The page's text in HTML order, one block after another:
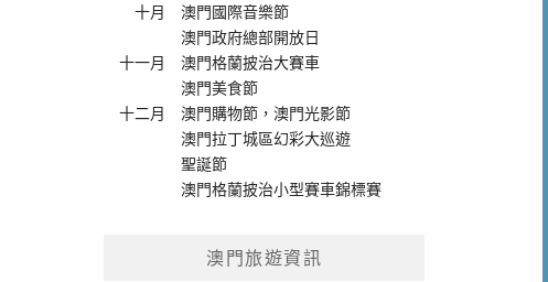
十月澳門國際音樂節
澳門政府總部開放日
十一月澳門格蘭披治大賽車
澳門美食節
十二月澳門購物節 ，澳門光影節
澳門拉丁城區幻彩大巡遊
聖誕節
澳門格蘭披治小型賽車錦標賽
澳門旅遊資訊